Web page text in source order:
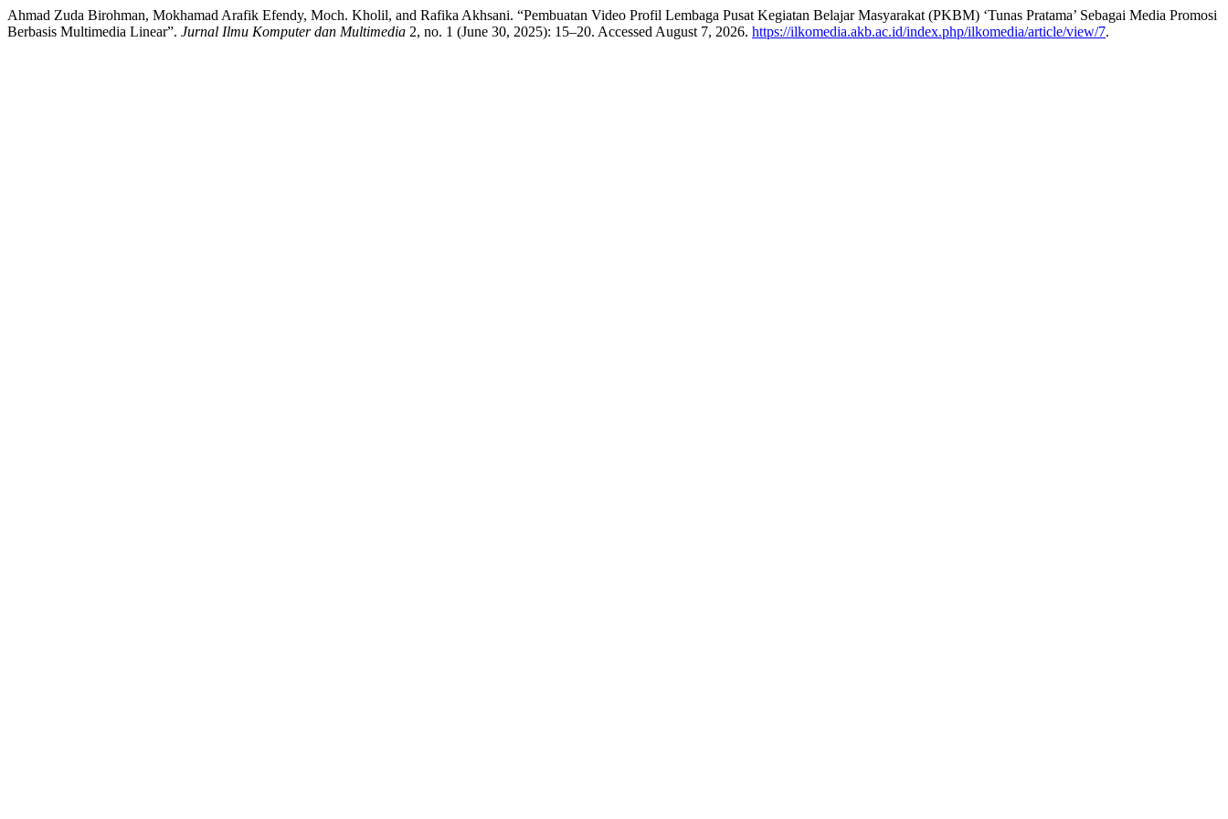
Ahmad Zuda Birohman, Mokhamad Arafik Efendy, Moch. Kholil, and Rafika Akhsani. “Pembuatan Video Profil Lembaga Pusat Kegiatan Belajar Masyarakat (PKBM) ‘Tunas Pratama’ Sebagai Media Promosi
Berbasis Multimedia Linear”. Jurnal Ilmu Komputer dan Multimedia 2, no. 1 (June 30, 2025): 15–20. Accessed August 7, 2026. https://ilkomedia.akb.ac.id/index.php/ilkomedia/article/view/7.